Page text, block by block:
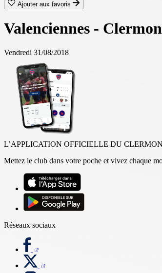
Ajouter aux favoris
Valenciennes -
Vendredi 31/08/2018
L’APPLICATION OFFICIELLE DU
Mettez le club dans votre poche et vivez chaque
Réseaux sociaux